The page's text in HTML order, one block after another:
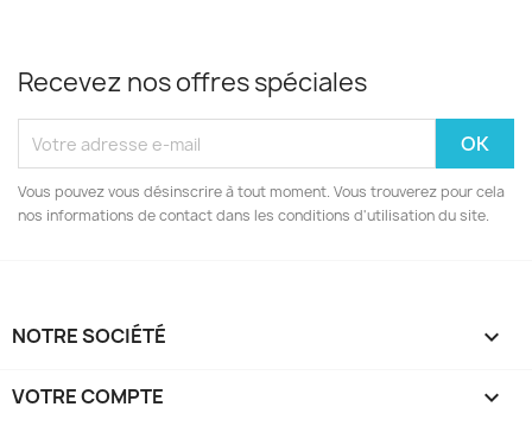
Recevez nos offres spéciales
Vous pouvez vous désinscrire à tout moment. Vous trouverez pour cela
nos informations de contact dans les conditions d'utilisation du site.
NOTRE SOCIÉTÉ 
VOTRE COMPTE 